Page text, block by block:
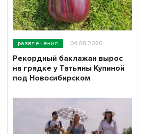
развлечения 04.08.2026
Рекордный баклажан вырос
на грядке у Татьяны Купиной
под Новосибирском